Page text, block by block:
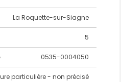
sur une surface de
Cannes La Bocca -
La Roquette-sur-Siagne
5
0535-0004050
particulière - non précisé